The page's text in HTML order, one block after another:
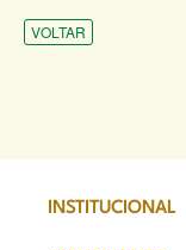
VOLTAR
INSTITUCIONAL